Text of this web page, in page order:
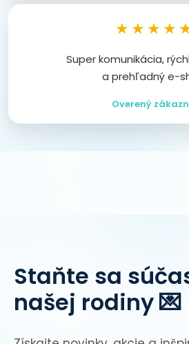
Super komunikácia,
a prehľadný e-
Overený
Staňte sa
našej rodiny 💌